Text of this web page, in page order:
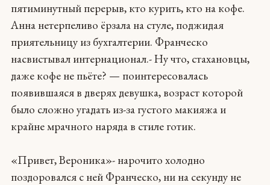
пятиминутный перерыв, кто курить, кто на кофе.
Анна нетерпеливо ёрзала на стуле, поджидая
приятельницу из бухгалтерии. Франческо
насвистывал интернационал.- Ну что, стахановцы,
даже кофе не пьёте? — поинтересовалась
появившаяся в дверях девушка, возраст которой
было сложно угадать из-за густого макияжа и
крайне мрачного наряда в стиле готик.
«Привет, Вероника»- нарочито холодно
поздоровался с ней Франческо, ни на секунду не